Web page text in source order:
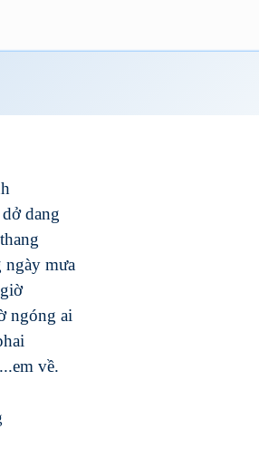
dang
ngày mưa
ngóng ai
về.